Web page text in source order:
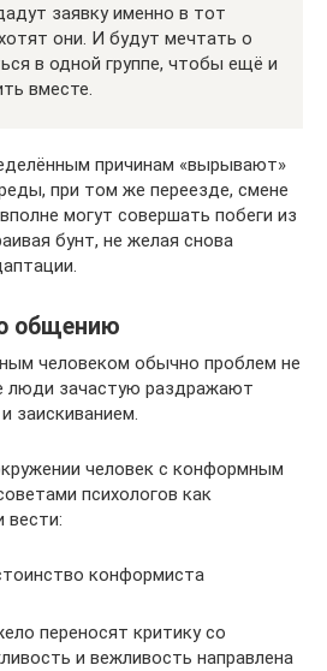
заявку именно в тот
они. И будут мечтать о
в одной группе, чтобы ещё и
вместе.
причинам «вырывают»
при том же переезде, смене
могут совершать побеги из
бунт, не желая снова
общению
человеком обычно проблем не
люди зачастую раздражают
заискиванием.
человек с конформным
психологов как
вести:
конформиста
переносят критику со
и вежливость направлена